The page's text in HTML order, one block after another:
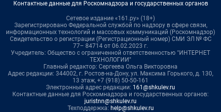
Контактные данные для Роскомнадзора и государственных органов
Сетевое издание «161.ру» (18+)
Зарегистрировано Федеральной службой по надзору в сфере связи,
информационных технологий и массовых коммуникаций (Роскомнадзор)
Свидетельство о регистрации (Регистрационный номер) СМИ ЭЛ № ФС
77– 84714 от 06.02.2023 г.
Учредитель: Общество с ограниченной ответственностью "ИНТЕРНЕТ
ТЕХНОЛОГИИ"
Главный редактор: Сергеева Ольга Викторовна
Адрес редакции: 344002, г. Ростов-на-Дону, ул. Максима Горького, д. 130,
13 этаж, +7 (918) 50-50-161
Электронный адрес редакции: 161@shkulev.ru
Контактные данные для Роскомнадзора и государственных органов:
juristnn@shkulev.ru
Техподдержка: help@shkulev.ru